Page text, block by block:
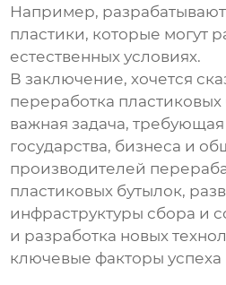
Например,
пластики, которые могут
естественных условиях.
В заключение, хочется
переработка пластиковых
важная задача,
государства, бизнеса и
производителей
пластиковых бутылок,
инфраструктуры сбора и
и разработка новых
ключевые факторы успеха